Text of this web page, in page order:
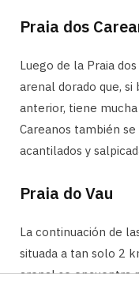
Praia dos
Luego de la Praia
arenal dorado que,
anterior, tiene
Careanos también
acantilados y
Praia do Vau
La continuación de
situada a tan solo 2
arenal se encuentra